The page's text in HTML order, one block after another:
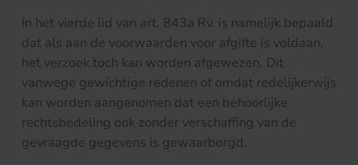
In het vierde lid van art. 843a Rv. is namelijk bepaald
dat als aan de voorwaarden voor afgifte is voldaan,
het verzoek toch kan worden afgewezen. Dit
vanwege gewichtige redenen of omdat redelijkerwijs
kan worden aangenomen dat een behoorlijke
rechtsbedeling ook zonder verschaffing van de
gevraagde gegevens is gewaarborgd.